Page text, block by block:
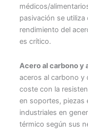
médicos/
pasivación se
rendimiento del
es crítico.
Acero al carbono y
aceros al carbono y
coste con la
en soportes, piezas
industriales en
térmico según sus